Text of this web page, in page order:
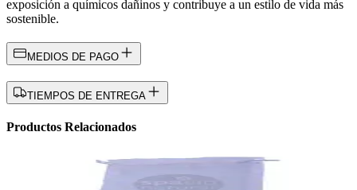
exposición a químicos dañinos y contribuye a un estilo de vida más
sostenible.
MEDIOS DE PAGO
TIEMPOS DE ENTREGA
Productos Relacionados